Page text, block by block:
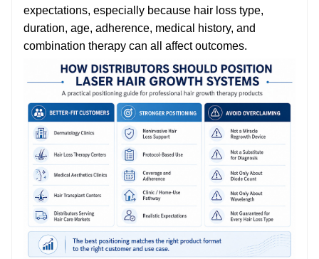
expectations, especially because hair loss type,
duration, age, adherence, medical history, and
combination therapy can all affect outcomes.